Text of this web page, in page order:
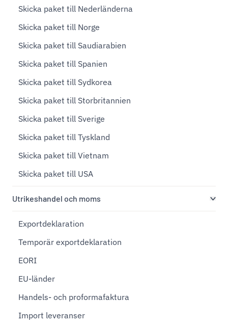
Skicka paket till Nederländerna
Skicka paket till Norge
Skicka paket till Saudiarabien
Skicka paket till Spanien
Skicka paket till Sydkorea
Skicka paket till Storbritannien
Skicka paket till Sverige
Skicka paket till Tyskland
Skicka paket till Vietnam
Skicka paket till USA
Utrikeshandel och moms
Exportdeklaration
Temporär exportdeklaration
EORI
EU-länder
Handels- och proformafaktura
Import leveranser